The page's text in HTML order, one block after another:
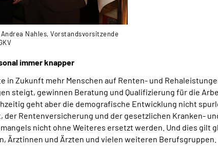
Nahles, Vorstandsvorsitzende
immer knapper
in Zukunft mehr Menschen auf Renten- und
steigt, gewinnen Beratung und Qualifizierung für die
geht aber die demografische Entwicklung nicht
Rentenversicherung und der gesetzlichen Kranken-
nicht ohne Weiteres ersetzt werden. Und dies
Ärztinnen und Ärzten und vielen weiteren Berufsgruppen.